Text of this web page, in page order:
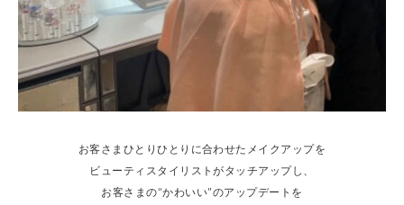
お客さまひとりひとりに合わせたメイクアップを
ビューティスタイリストがタッチアップし、
お客さまの“かわいい”のアップデートを